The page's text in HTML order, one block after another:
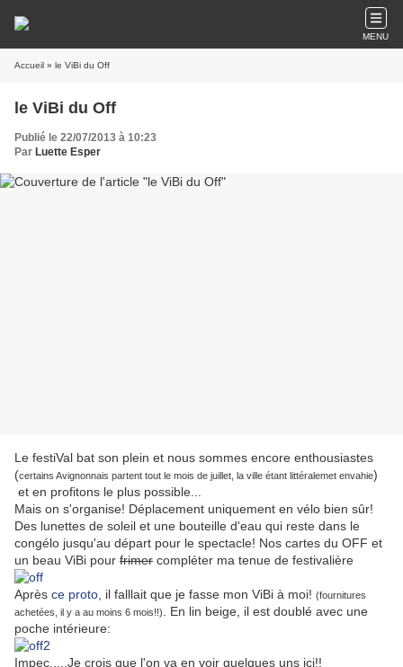
MENU
Accueil » le ViBi du Off
le ViBi du Off
Publié le 22/07/2013 à 10:23
Par Luette Esper
Le festiVal bat son plein et nous sommes encore enthousiastes
(certains Avignonnais partent tout le mois de juillet, la ville étant littéralemet envahie)
et en profitons le plus possible...
Mais on s'organise! Déplacement uniquement en vélo bien sûr!
Des lunettes de soleil et une bouteille d'eau qui reste dans le
congélo jusqu'au départ pour le spectacle! Nos cartes du OFF et
un beau ViBi pour frimer compléter ma tenue de festivalière
Après ce proto , il falllait que je fasse mon ViBi à moi! (fournitures
achetées, il y a au moins 6 mois!!)
. En lin beige, il est doublé avec une
poche intérieure:
Impec.....Je crois que l'on va en voir quelques uns ici!!